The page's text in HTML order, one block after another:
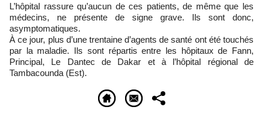
L’hôpital rassure qu’aucun de ces patients, de même que les
médecins, ne présente de signe grave. Ils sont donc,
asymptomatiques.
À ce jour, plus d’une trentaine d’agents de santé ont été touchés
par la maladie. Ils sont répartis entre les hôpitaux de Fann,
Principal, Le Dantec de Dakar et à l’hôpital régional de
Tambacounda (Est).